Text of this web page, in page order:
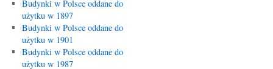
Budynki w Polsce oddane do
użytku w 1897
Budynki w Polsce oddane do
użytku w 1901
Budynki w Polsce oddane do
użytku w 1987